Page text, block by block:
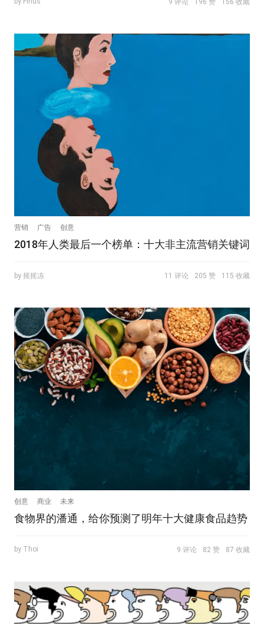
9 评论 196 赞 156 收藏
营销 广告 创意
2018年人类最后一个榜单：十大非主流营销关键词
by 摇摇冻 11 评论 205 赞 115 收藏
创意 商业 未来
食物界的潘通，给你预测了明年十大健康食品趋势
by Thoi 9 评论 82 赞 87 收藏